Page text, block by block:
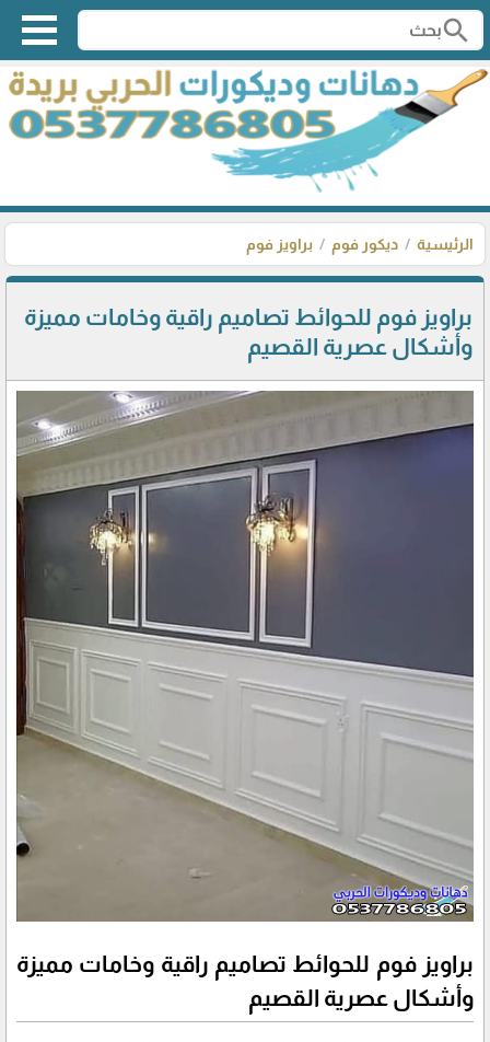
search
الرئيسية ديكور فوم براويز فوم
براويز فوم للحوائط تصاميم راقية وخامات مميزة
وأشكال عصرية القصيم
براويز فوم للحوائط تصاميم راقية وخامات مميزة
وأشكال عصرية القصيم